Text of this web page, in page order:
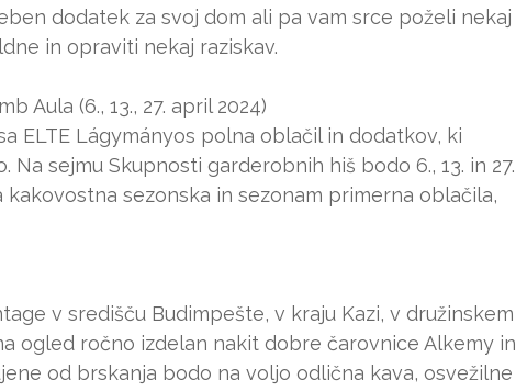
dodatek za svoj dom ali pa vam srce poželi nekaj
in opraviti nekaj raziskav.
Aula (6., 13., 27. april 2024)
ELTE Lágymányos polna oblačil in dodatkov, ki
sejmu Skupnosti garderobnih hiš bodo 6., 13. in 27.
sezonska in sezonam primerna oblačila,
v središču Budimpešte, v kraju Kazi, v družinskem
ogled ročno izdelan nakit dobre čarovnice Alkemy in
od brskanja bodo na voljo odlična kava, osvežilne